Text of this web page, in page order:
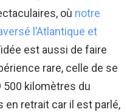
où notre
l’Atlantique et
est aussi de faire
rare, celle de se
500 kilomètres du
en retrait car il est parlé,